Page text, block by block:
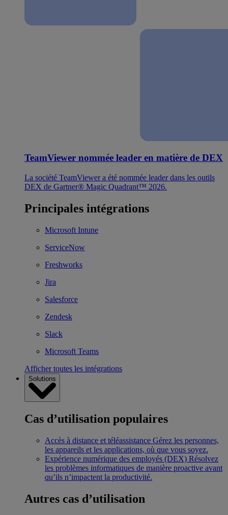
TeamViewer nommée leader en matière de DEX
La société TeamViewer a été nommée leader dans les outils
DEX de Gartner® Magic Quadrant™ 2026.
Principales intégrations
Microsoft Intune
ServiceNow
Freshworks
Jira
Salesforce
Zendesk
Slack
Microsoft Teams
Afficher toutes les intégrations
Solutions
Cas d’utilisation populaires
Accès à distance et téléassistance Gérez les personnes,
les appareils et les applications, où que vous soyez.
Expérience numérique des employés (DEX) Résolvez
les problèmes informatiques de manière proactive avant
qu’ils n’impactent la productivité.
Autres cas d’utilisation